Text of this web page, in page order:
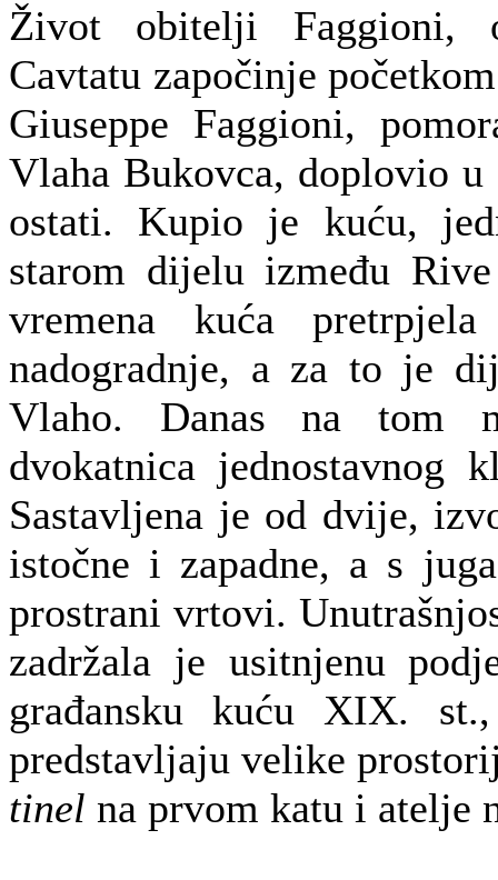
Život obitelji Faggioni,
Cavtatu započinje
Giuseppe Faggioni,
Vlaha Bukovca, doplovio
ostati. Kupio je kuću,
starom dijelu između
vremena kuća
nadogradnje, a za to je
Vlaho. Danas na tom
dvokatnica jednostavnog
Sastavljena je od dvije,
istočne i zapadne, a s
prostrani vrtovi.
zadržala je usitnjenu
građansku kuću XIX.
predstavljaju velike
tinel na prvom katu i atelje